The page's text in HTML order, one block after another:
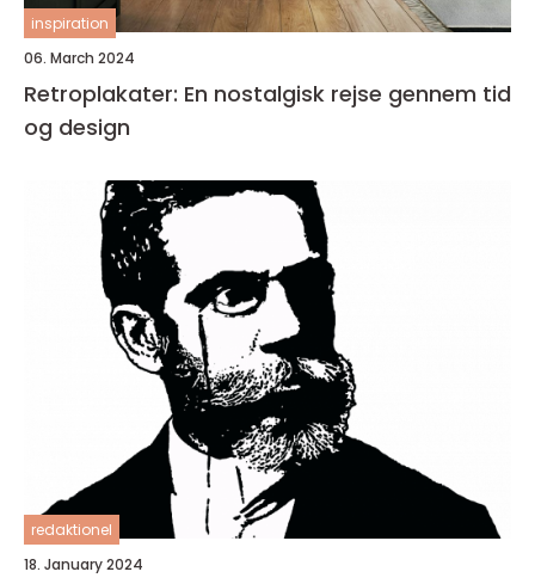
inspiration
06. March 2024
Retroplakater: En nostalgisk rejse gennem tid
og design
redaktionel
18. January 2024